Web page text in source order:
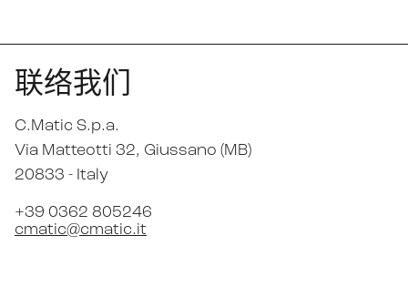
联络我们
C.Matic S.p.a.
Via Matteotti 32, Giussano (MB)
20833 - Italy
+39 0362 805246
cmatic@cmatic.it